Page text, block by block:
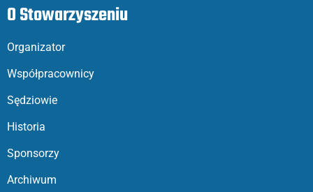
O Stowarzyszeniu
Organizator
Współpracownicy
Sędziowie
Historia
Sponsorzy
Archiwum